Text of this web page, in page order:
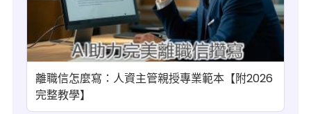
離職信怎麼寫：人資主管親授專業範本【附2026
完整教學】